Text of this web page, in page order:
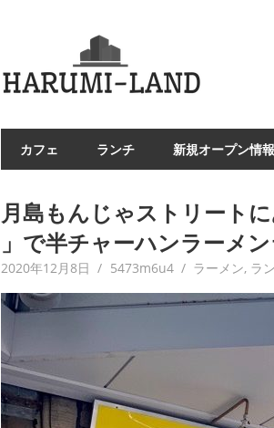
カフェ ランチ 新規オープン情報
月島もんじゃストリート
」で半チャーハンラーメン
2020年12月8日 5473m6u4 ラーメン, ラ